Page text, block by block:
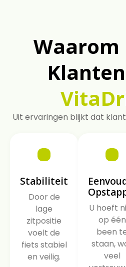
Waarom
Klanten
Uit ervaringen blijkt dat
Stabiliteit
Door de
lage
zitpositie
voelt de
fiets stabiel
en veilig.
U hoeft
op één
been
staan,
veel